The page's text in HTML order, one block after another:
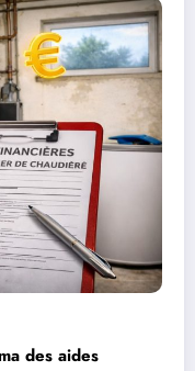
des aides